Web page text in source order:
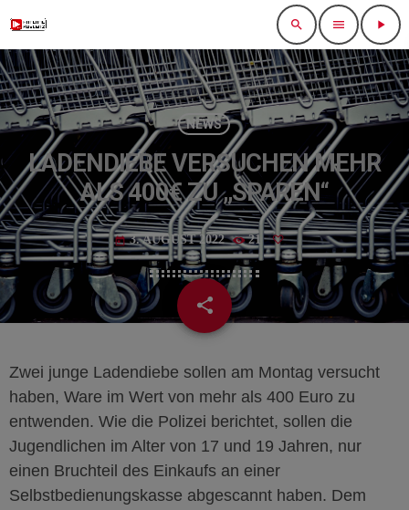
search menu play_arrow
NEWS
LADENDIEBE VERSUCHEN MEHR
ALS 400€ ZU „SPAREN“
today 3. AUGUST 2022 21
share
email
Zwei junge Ladendiebe sollen am Montag versucht
haben, Ware im Wert von mehr als 400 Euro zu
entwenden. Wie die Polizei berichtet, sollen die
Jugendlichen im Alter von 17 und 19 Jahren, nur
einen Bruchteil des Einkaufs an einer
Selbstbedienungskasse abgescannt haben. Dem